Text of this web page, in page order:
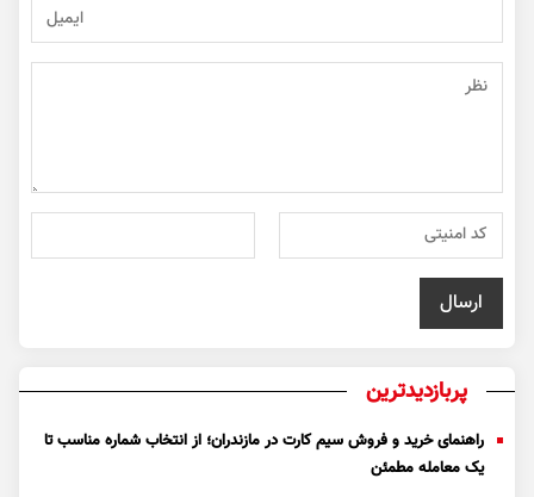
پربازدیدترین
راهنمای خرید و فروش سیم کارت در مازندران؛ از انتخاب شماره مناسب تا
یک معامله مطمئن